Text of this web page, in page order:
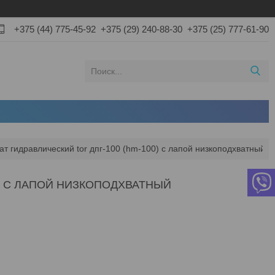
+375 (44) 775-45-92 +375 (29) 240-88-30 +375 (25) 777-61-90
гидравлический tor дпг-100 (hm-100) с лапой низкоподхватный
С ЛАПОЙ НИЗКОПОДХВАТНЫЙ